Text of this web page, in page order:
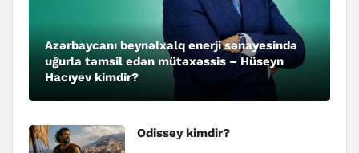
Azərbaycanı beynəlxalq enerji sənayesində
uğurla təmsil edən mütəxəssis – Hüseyn
Hacıyev kimdir?
Odissey kimdir?